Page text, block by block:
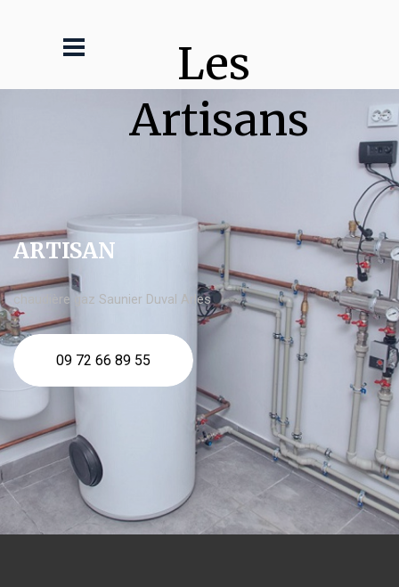
Les
Artisans
ARTISAN
chaudière gaz Saunier Duval Arles
09 72 66 89 55